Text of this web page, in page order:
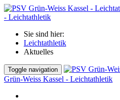
- Leichtathletik
Sie sind hier:
Leichtathletik
Aktuelles
Toggle navigation
Grün-Weiss Kassel - Leichtathletik